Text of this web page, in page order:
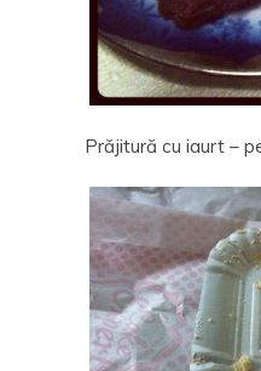
Prăjitură cu iaurt –